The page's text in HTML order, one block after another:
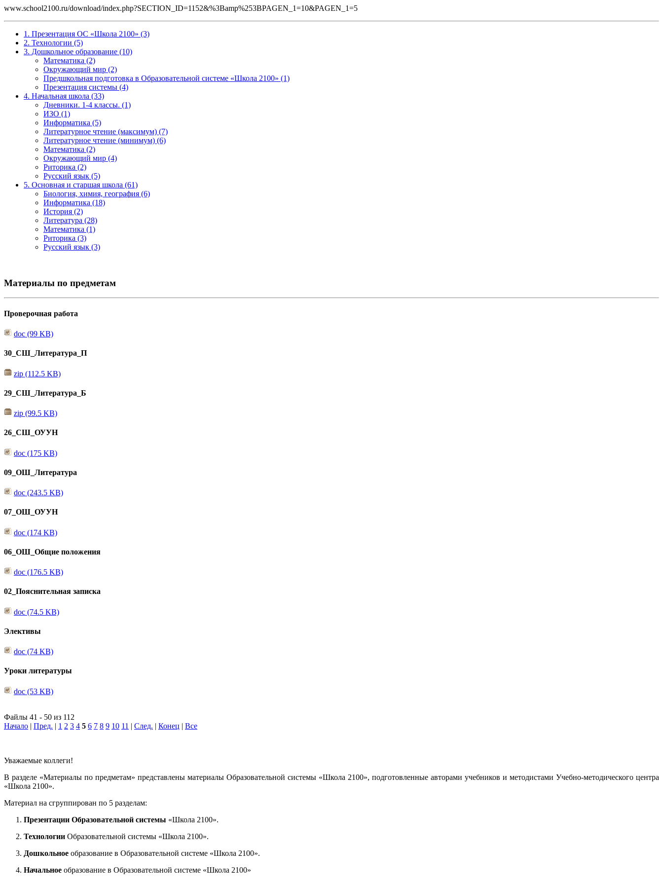
www.school2100.ru/download/index.php?SECTION_ID=1152&%3Bamp%253BPAGEN_1=10&PAGEN_1=5
1. Презентация ОС «Школа 2100» (3)
2. Технологии (5)
3. Дошкольное образование (10)
Математика (2)
Окружающий мир (2)
Предшкольная подготовка в Образовательной системе «Школа 2100» (1)
Презентация системы (4)
4. Начальная школа (33)
Дневники. 1-4 классы. (1)
ИЗО (1)
Информатика (5)
Литературное чтение (максимум) (7)
Литературное чтение (минимум) (6)
Математика (2)
Окружающий мир (4)
Риторика (2)
Русский язык (5)
5. Основная и старшая школа (61)
Биология, химия, география (6)
Информатика (18)
История (2)
Литература (28)
Математика (1)
Риторика (3)
Русский язык (3)
Материалы по предметам
Проверочная работа
doc (99 KB)
30_СШ_Литература_П
zip (112.5 KB)
29_СШ_Литература_Б
zip (99.5 KB)
26_СШ_ОУУН
doc (175 KB)
09_ОШ_Литература
doc (243.5 KB)
07_ОШ_ОУУН
doc (174 KB)
06_ОШ_Общие положения
doc (176.5 KB)
02_Пояснительная записка
doc (74.5 KB)
Элективы
doc (74 KB)
Уроки литературы
doc (53 KB)
Файлы 41 - 50 из 112
Начало | Пред. | 1 2 3 4 5 6 7 8 9 10 11 | След. | Конец | Все
Уважаемые коллеги!
В разделе «Материалы по предметам» представлены материалы Образовательной системы «Школа 2100», подготовленные авторами учебников и методистами Учебно-методического центра
«Школа 2100».
Материал на сгруппирован по 5 разделам:
Презентации Образовательной системы «Школа 2100».
Технологии Образовательной системы «Школа 2100».
Дошкольное образование в Образовательной системе «Школа 2100».
Начальное образование в Образовательной системе «Школа 2100»